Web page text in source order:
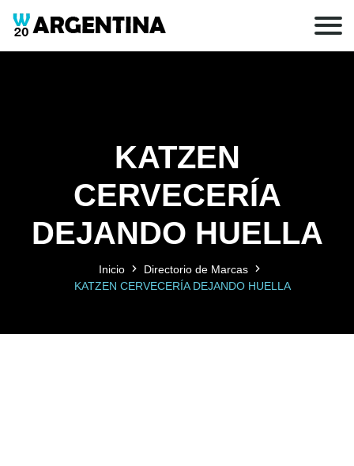
KATZEN
CERVECERÍA
DEJANDO HUELLA
Inicio
Directorio de Marcas
KATZEN CERVECERÍA DEJANDO HUELLA